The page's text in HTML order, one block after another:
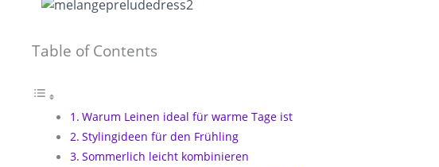
Table of Contents
Warum Leinen ideal für warme Tage ist
Stylingideen für den Frühling
Sommerlich leicht kombinieren